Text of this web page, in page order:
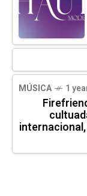
MÚSICA 1